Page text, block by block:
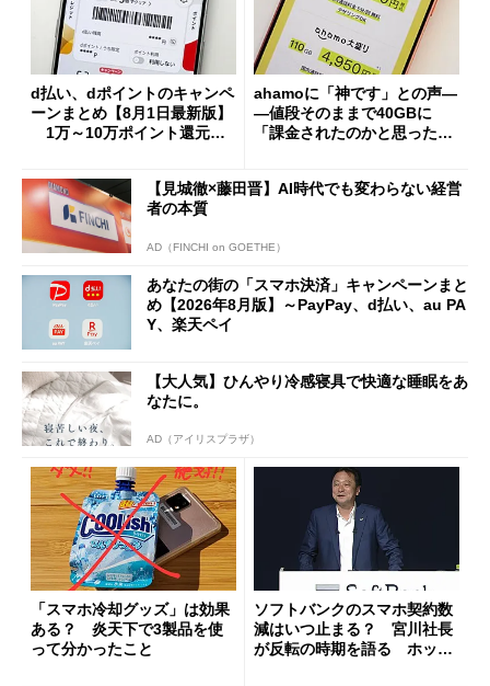
d払い、dポイントのキャンペ
ーンまとめ【8月1日最新版】
1万～10万ポイント還元の
ahamoに「神です」との声―
―値段そのままで40GBに
「課金されたのかと思った」
【見城徹×藤田晋】AI時代でも変わらない経営
者の本質
AD（FINCHI on GOETHE）
あなたの街の「スマホ決済」キャンペーンまと
め【2026年8月版】～PayPay、d払い、au PA
Y、楽天ペイ
【大人気】ひんやり冷感寝具で快適な睡眠をあ
なたに。
AD（アイリスプラザ）
「スマホ冷却グッズ」は効果
ある？ 炎天下で3製品を使
って分かったこと
ソフトバンクのスマホ契約数
減はいつ止まる？ 宮川社長
が反転の時期を語る ホッピ